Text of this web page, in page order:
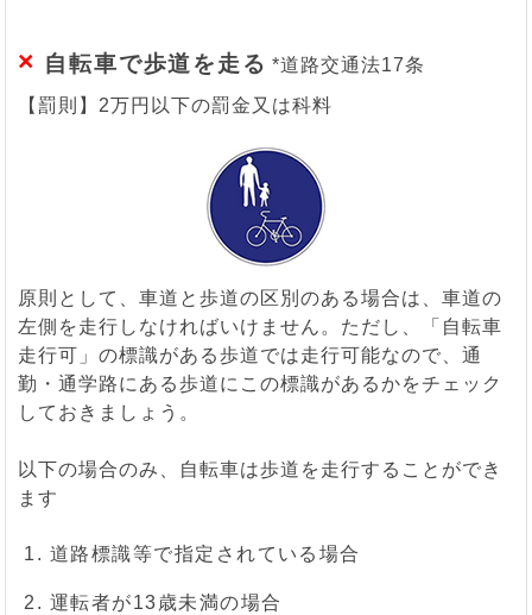
× 自転車で歩道を走る *道路交通法17条
【罰則】2万円以下の罰金又は科料
原則として、車道と歩道の区別のある場合は、車道の
左側を走行しなければいけません。ただし、「自転車
走行可」の標識がある歩道では走行可能なので、通
勤・通学路にある歩道にこの標識があるかをチェック
しておきましょう。
以下の場合のみ、自転車は歩道を走行することができ
ます
道路標識等で指定されている場合
運転者が13歳未満の場合